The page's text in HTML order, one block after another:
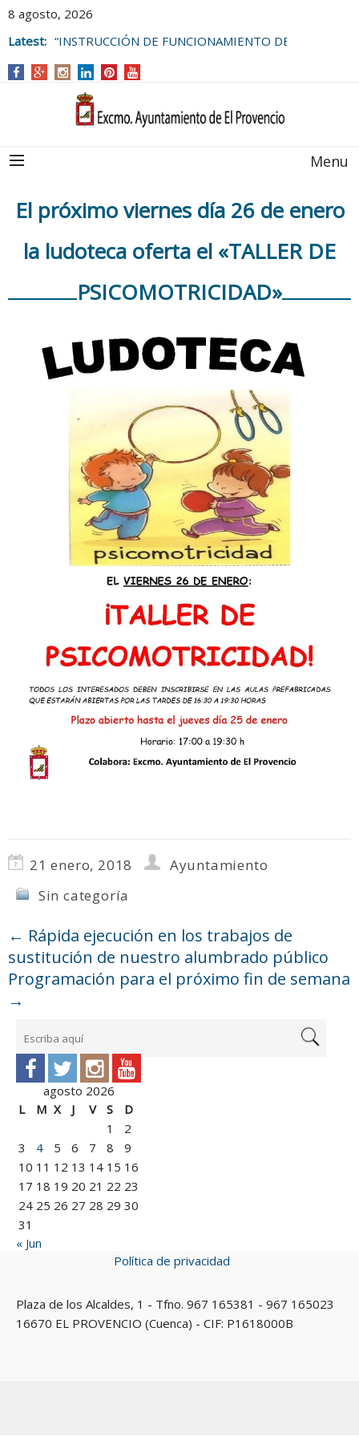
8 agosto, 2026
Latest: “INSTRUCCIÓN DE FUNCIONAMIENTO DE
AYUNTAMIENTO DE EL PROVENCIO
Menu
El próximo viernes día 26 de enero
la ludoteca oferta el «TALLER DE
PSICOMOTRICIDAD»
21 enero, 2018
Ayuntamiento
Sin categoría
← Rápida ejecución en los trabajos de
sustitución de nuestro alumbrado público
Programación para el próximo fin de semana
→
agosto 2026
L
M X J V S
D
1
2
3
4 5 6 7 8
9
10 11 12 13 14 15 16
17 18 19 20 21 22 23
24 25 26 27 28 29 30
31
« Jun
Política de privacidad
Plaza de los Alcaldes, 1 - Tfno. 967 165381 - 967 165023
16670 EL PROVENCIO (Cuenca) - CIF: P1618000B